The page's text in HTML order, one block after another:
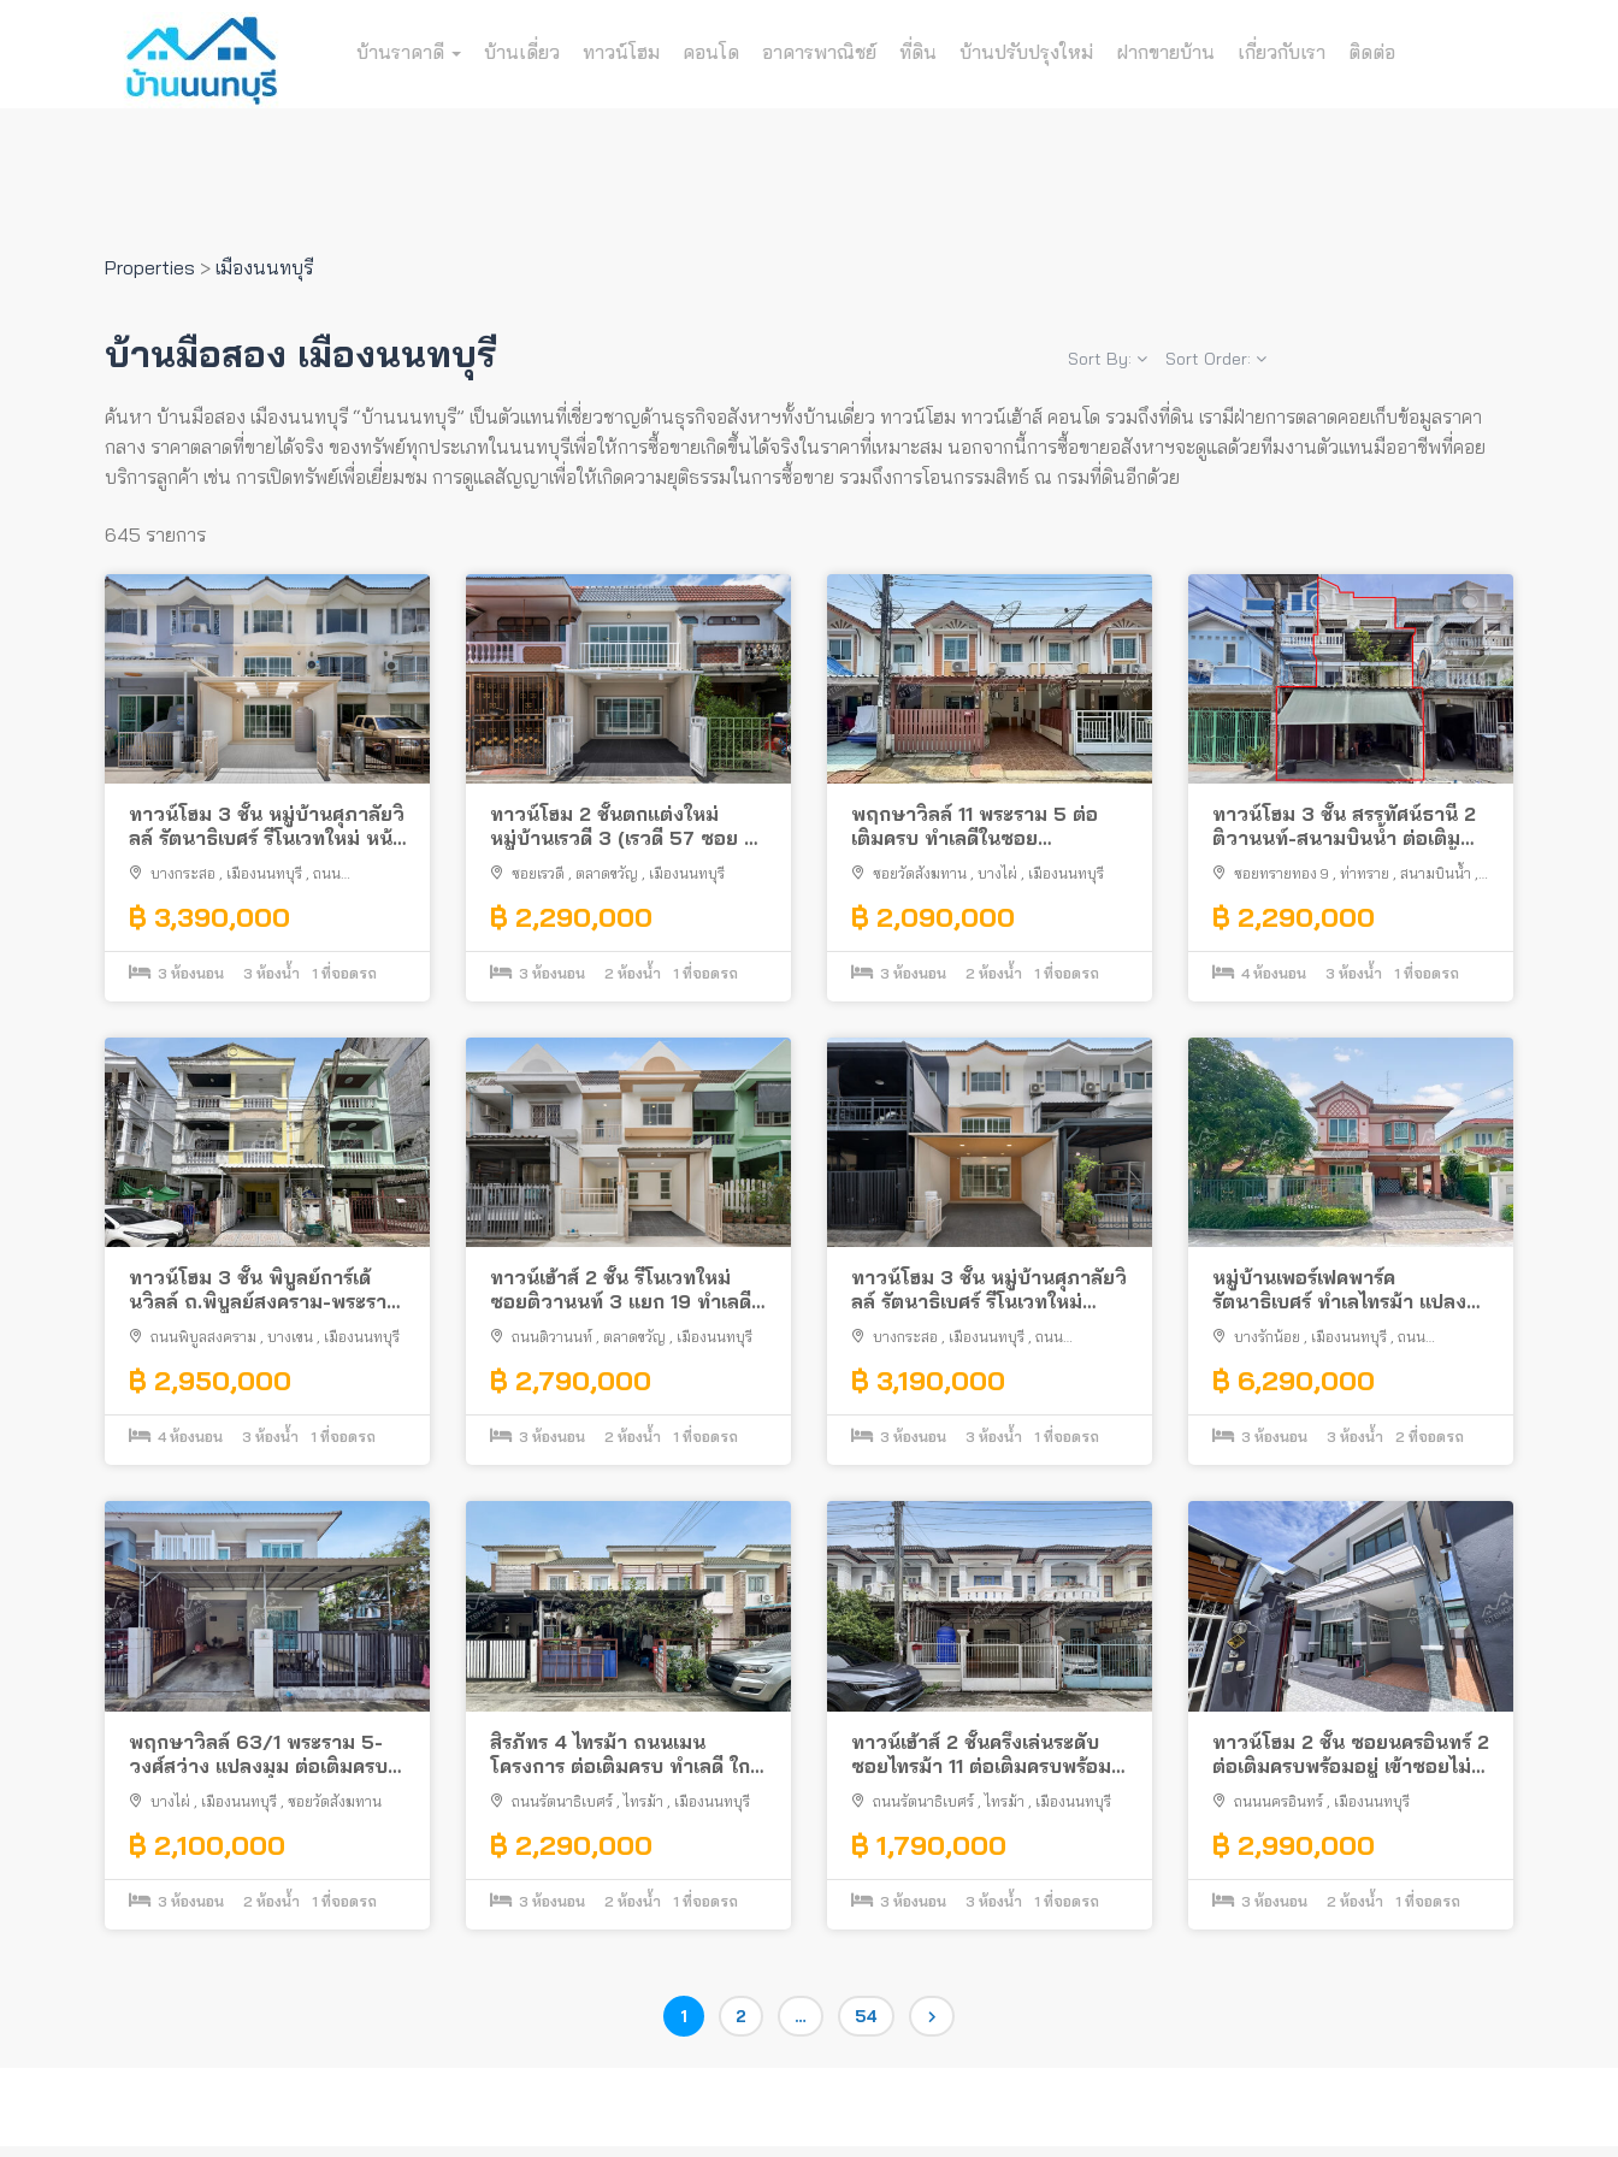
บ้านราคาดี บ้านเดี่ยว ทาวน์โฮม คอนโด อาคารพาณิชย์ ที่ดิน บ้านปรับปรุงใหม่ ฝากขายบ้าน เกี่ยวกับเรา ติดต่อ
Properties > เมืองนนทบุรี
บ้านมือสอง เมืองนนทบุรี Sort By: Sort Order:
ค้นหา บ้านมือสอง เมืองนนทบุรี “บ้านนนทบุรี” เป็นตัวแทนที่เชี่ยวชาญด้านธุรกิจอสังหาฯทั้งบ้านเดี่ยว ทาวน์โฮม ทาวน์เฮ้าส์ คอนโด รวมถึงที่ดิน เรามีฝ่ายการตลาดคอยเก็บข้อมูลราคา
กลาง ราคาตลาดที่ขายได้จริง ของทรัพย์ทุกประเภทในนนทบุรีเพื่อให้การซื้อขายเกิดขึ้นได้จริงในราคาที่เหมาะสม นอกจากนี้การซื้อขายอสังหาฯจะดูแลด้วยทีมงานตัวแทนมืออาชีพที่คอย
บริการลูกค้า เช่น การเปิดทรัพย์เพื่อเยี่ยมชม การดูแลสัญญาเพื่อให้เกิดความยุติธรรมในการซื้อขาย รวมถึงการโอนกรรมสิทธ์ ณ กรมที่ดินอีกด้วย
645 รายการ
ทาวน์โฮม 3 ชั้น หมู่บ้านศุภาลัยวิ
ลล์ รัตนาธิเบศร์ รีโนเวทใหม่ หน้า
บ้านไม่ชนใคร พร้อมอยู่ได้เลย ติด
ถนนรัตนาธิเบศร์ ใกล้รถไฟฟ้า
บางกระสอ เมืองนนทบุรี ถนน
฿ 3,390,000
3 ห้องนอน 3 ห้องน้ำ 1 ที่จอดรถ
ทาวน์โฮม 2 ชั้นตกแต่งใหม่
หมู่บ้านเรวดี 3 (เรวดี 57 ซอย 5)
ใกล้แยกแคราย รถไฟฟ้าสายสี
ม่วง
ซอยเรวดี ตลาดขวัญ เมืองนนทบุรี
฿ 2,290,000
3 ห้องนอน 2 ห้องน้ำ 1 ที่จอดรถ
พฤกษาวิลล์ 11 พระราม 5 ต่อ
เติมครบ ทำเลดีในซอย
วัดสังฆทาน ใกล้พระราม 5
ซอยวัดสังฆทาน บางไผ่ เมืองนนทบุรี
฿ 2,090,000
3 ห้องนอน 2 ห้องน้ำ 1 ที่จอดรถ
ทาวน์โฮม 3 ชั้น สรรทัศน์ธานี 2
ติวานนท์-สนามบินน้ำ ต่อเติม
ครบ ใกล้กองสลากสนามบินน้ำ
ซอยทรายทอง 9 ท่าทราย สนามบินน้ำ
฿ 2,290,000
4 ห้องนอน 3 ห้องน้ำ 1 ที่จอดรถ
ทาวน์โฮม 3 ชั้น พิบูลย์การ์เด้
นวิลล์ ถ.พิบูลย์สงคราม-พระราม
5 ต่อเติมครบพร้อมอยู่ ทำเลดีติด
ถนนใหญ่ ใกล้รถไฟฟ้า
ถนนพิบูลสงคราม , บางเขน , เมืองนนทบุรี
฿ 2,950,000
4 ห้องนอน 3 ห้องน้ำ 1 ที่จอดรถ
ทาวน์เฮ้าส์ 2 ชั้น รีโนเวทใหม่
ซอยติวานนท์ 3 แยก 19 ทำเลดี
ใกล้รถไฟฟ้าสายสีม่วงสถานี
กระทรวงสาธารณสุข ตรงข้ามกับ
กระทรวงสาธารณสุข
ถนนติวานนท์ , ตลาดขวัญ , เมืองนนทบุรี
฿ 2,790,000
3 ห้องนอน 2 ห้องน้ำ 1 ที่จอดรถ
ทาวน์โฮม 3 ชั้น หมู่บ้านศุภาลัยวิ
ลล์ รัตนาธิเบศร์ รีโนเวทใหม่
พร้อมอยู่ได้เลย ใกล้แยกแคราย
บางกระสอ , เมืองนนทบุรี , ถนน
฿ 3,190,000
3 ห้องนอน 3 ห้องน้ำ 1 ที่จอดรถ
หมู่บ้านเพอร์เฟคพาร์ค
รัตนาธิเบศร์ ทำเลไทรม้า แปลง
มุมต่อเติมครบ ใกล้รถไฟฟ้า
บางรักน้อย , เมืองนนทบุรี , ถนน
฿ 6,290,000
3 ห้องนอน 3 ห้องน้ำ 2 ที่จอดรถ
พฤกษาวิลล์ 63/1 พระราม 5-
วงศ์สว่าง แปลงมุม ต่อเติมครบ
ทำเลดีในซอยวัดสังฆทาน ใกล้
สะพานพระราม 5
บางไผ่ เมืองนนทบุรี ซอยวัดสังฆทาน
฿ 2,100,000
3 ห้องนอน 2 ห้องน้ำ 1 ที่จอดรถ
สิรภัทร 4 ไทรม้า ถนนเมน
โครงการ ต่อเติมครบ ทำเลดี ใกล้
รถไฟฟ้า
ถนนรัตนาธิเบศร์ ไทรม้า เมืองนนทบุรี
฿ 2,290,000
3 ห้องนอน 2 ห้องน้ำ 1 ที่จอดรถ
ทาวน์เฮ้าส์ 2 ชั้นครึ่งเล่นระดับ
ซอยไทรม้า 11 ต่อเติมครบพร้อม
อยู่ ทำเลดี เข้าซอยไม่ลึก
ถนนรัตนาธิเบศร์ ไทรม้า เมืองนนทบุรี
฿ 1,790,000
3 ห้องนอน 3 ห้องน้ำ 1 ที่จอดรถ
ทาวน์โฮม 2 ชั้น ซอยนครอินทร์ 2
ต่อเติมครบพร้อมอยู่ เข้าซอยไม่
ลึก ใกล้สะพานพระราม 5 และ
สถานีรถไฟฟ้า
ถนนนครอินทร์ เมืองนนทบุรี
฿ 2,990,000
3 ห้องนอน 2 ห้องน้ำ 1 ที่จอดรถ
Page
1 Page
2 … Page
54